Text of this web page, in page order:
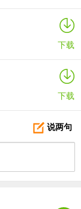
下载
下载
说两句